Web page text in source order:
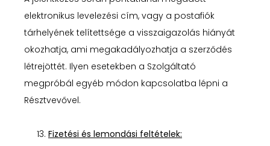
elektronikus levelezési cím, vagy a postafiók
tárhelyének telítettsége a visszaigazolás hiányát
okozhatja, ami megakadályozhatja a szerződés
létrejöttét. Ilyen esetekben a Szolgáltató
megpróbál egyéb módon kapcsolatba lépni a
Résztvevővel.
Fizetési és lemondási feltételek: